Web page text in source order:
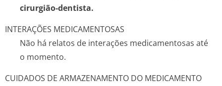
cirurgião-dentista.
INTERAÇÕES MEDICAMENTOSAS
Não há relatos de interações medicamentosas até
o momento.
CUIDADOS DE ARMAZENAMENTO DO MEDICAMENTO